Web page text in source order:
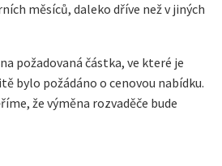
měsíců, daleko dříve než v jiných
požadovaná částka, ve které je
bylo požádáno o cenovou nabídku.
že výměna rozvaděče bude